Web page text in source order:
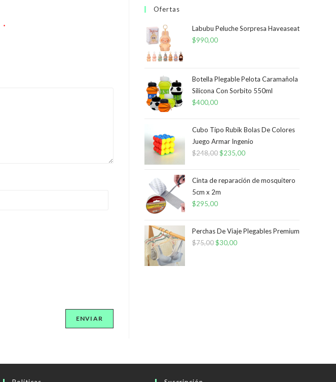
*
Ofertas
Labubu Peluche Sorpresa Haveaseat
$990,00
Botella Plegable Pelota Caramañola
Silicona Con Sorbito 550ml
$400,00
Cubo Tipo Rubik Bolas De Colores
Juego Armar Ingenio
$248,00El
original
era:
$235,00El
actual
Cinta de reparación de mosquitero
5cm x 2m
$295,00
Perchas De Viaje Plegables Premium
$75,00El
$30,00El